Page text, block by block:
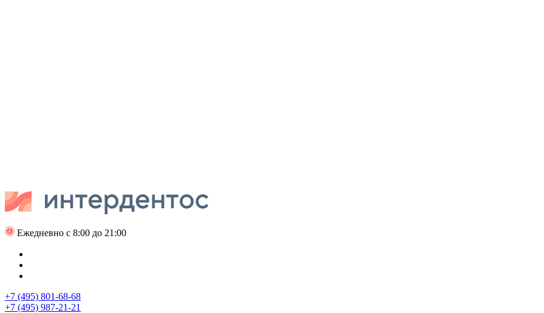
Ежедневно с 8:00 до 21:00
+7 (495) 801-68-68
+7 (495) 987-21-21